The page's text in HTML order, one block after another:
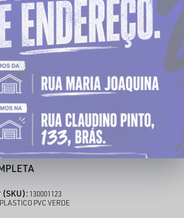
Parcele em até
130001123
PVC VERDE